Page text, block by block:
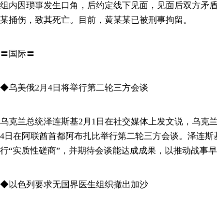
组内因琐事发生口角，后约定线下见面，见面后双方矛
某捅伤，致其死亡。目前，黄某某已被刑事拘留。
〓国际〓
◆乌美俄2月4日将举行第二轮三方会谈
乌克兰总统泽连斯基2月1日在社交媒体上发文说，乌克
4日在阿联酋首都阿布扎比举行第二轮三方会谈。泽连
行“实质性磋商”，并期待会谈能达成成果，以推动战事
◆以色列要求无国界医生组织撤出加沙